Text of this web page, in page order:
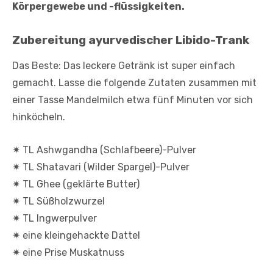
Körpergewebe und -flüssigkeiten.
Zubereitung ayurvedischer Libido-Trank
Das Beste: Das leckere Getränk ist super einfach
gemacht. Lasse die folgende Zutaten zusammen mit
einer Tasse Mandelmilch etwa fünf Minuten vor sich
hinköcheln.
✷ TL Ashwgandha (Schlafbeere)-Pulver
✷ TL Shatavari (Wilder Spargel)-Pulver
✷ TL Ghee (geklärte Butter)
✷ TL Süßholzwurzel
✷ TL Ingwerpulver
✷ eine kleingehackte Dattel
✷ eine Prise Muskatnuss